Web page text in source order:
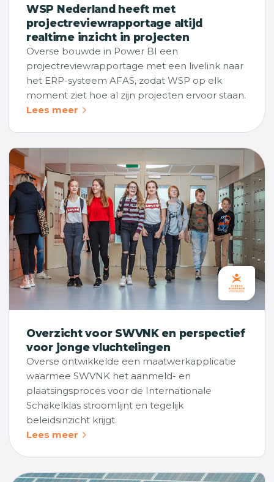
WSP Nederland heeft met
projectreviewrapportage altijd
realtime inzicht in projecten
Overse bouwde in Power BI een
projectreviewrapportage met een livelink naar
het ERP-systeem AFAS, zodat WSP op elk
moment ziet hoe al zijn projecten ervoor staan.
Lees meer
Overzicht voor SWVNK en perspectief
voor jonge vluchtelingen
Overse ontwikkelde een maatwerkapplicatie
waarmee SWVNK het aanmeld- en
plaatsingsproces voor de Internationale
Schakelklas stroomlijnt en tegelijk
beleidsinzicht krijgt.
Lees meer